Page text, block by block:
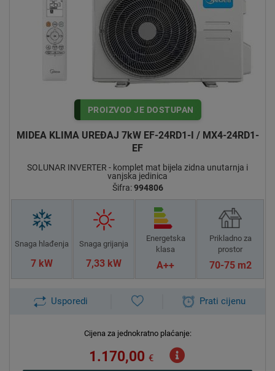
PROIZVOD JE DOSTUPAN
MIDEA KLIMA UREĐAJ 7kW EF-24RD1-I / MX4-24RD1-
EF
SOLUNAR INVERTER - komplet mat bijela zidna unutarnja i
vanjska jedinica
Šifra:994806
Snaga hlađenja
7 kW
Snaga grijanja
7,33 kW
Energetska
klasa
A++
Prikladno za
prostor
70-75 m2
Usporedi Prati cijenu
Cijena za jednokratno plaćanje:
1.170,00 €